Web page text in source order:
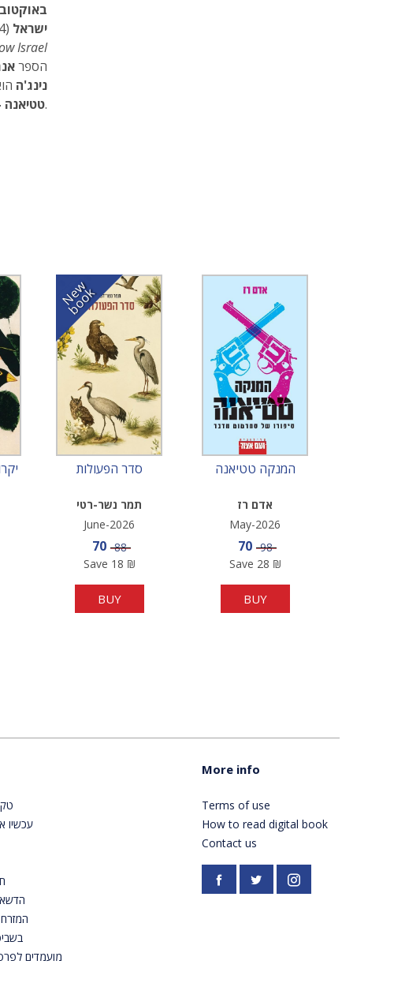
ישראל (2024);
Israel
(Verso, 2024). הספר
נינג'ה
טטיאנה.
N
e
w
b
o
o
k
סדר הפעולות
תמר נשר-רטי
June-2026
Sale price
70 Price
88
Save 18 ₪
BUY
המנקה טטיאנה
אדם רז
May-2026
Sale price
70 Price
98
Save 28 ₪
BUY
עכשיו
מועמדים
More info
Terms of use
How to read digital book
Contact us
Facebookhttps://twitter.com/
Instagram